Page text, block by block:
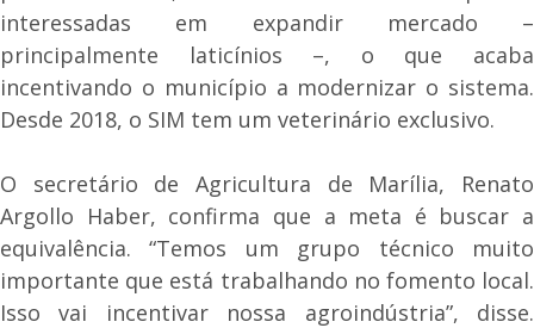
interessadas em expandir mercado –
principalmente laticínios –, o que acaba
incentivando o município a modernizar o sistema.
Desde 2018, o SIM tem um veterinário exclusivo.
O secretário de Agricultura de Marília, Renato
Argollo Haber, confirma que a meta é buscar a
equivalência. “Temos um grupo técnico muito
importante que está trabalhando no fomento local.
Isso vai incentivar nossa agroindústria”, disse.